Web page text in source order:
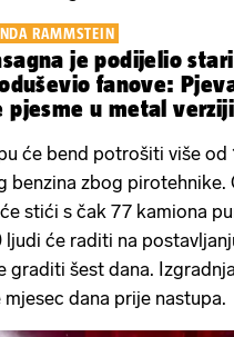
RAMMSTEIN
je podijelio stari
fanove:
pjesme u metal verziji
će bend potrošiti više od
benzina zbog pirotehnike.
stići s čak 77 kamiona
ljudi će raditi na
graditi šest dana.
mjesec dana prije nastupa.